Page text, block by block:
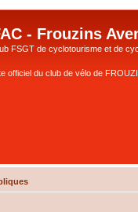
- Frouzins
FSGT de cyclotourisme et de
officiel du club de vélo de